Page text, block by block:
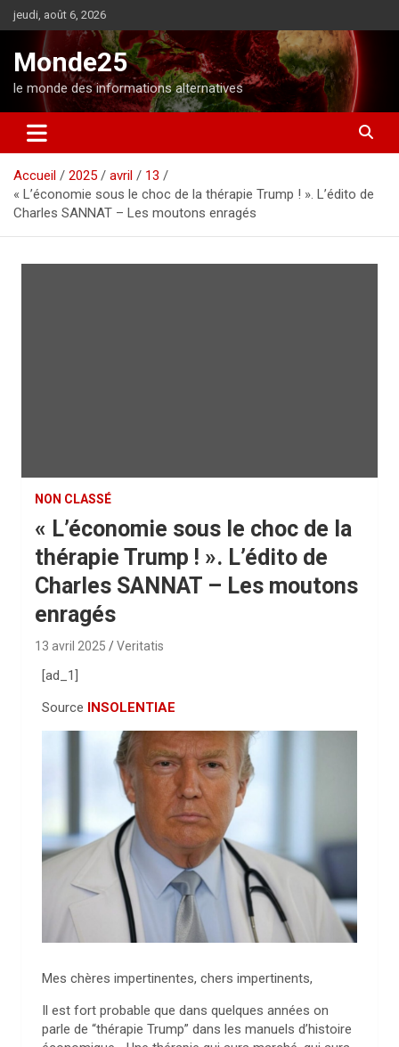
l
o
n
jeudi, août 6, 2026
Monde25
le monde des informations alternatives
Accueil 2025 avril
13
« L’économie sous le choc de la thérapie Trump ! ». L’édito de
Charles SANNAT – Les moutons enragés
NON CLASSÉ
« L’économie sous le choc de la
thérapie Trump ! ». L’édito de
Charles SANNAT – Les moutons
enragés
13 avril 2025 Veritatis
[ad_1]
Source INSOLENTIAE
Mes chères impertinentes, chers impertinents,
Il est fort probable que dans quelques années on
parle de “thérapie Trump” dans les manuels d’histoire